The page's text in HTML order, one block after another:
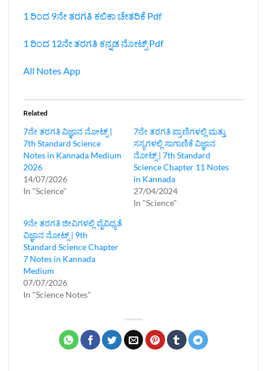
1 ರಿಂದ 9ನೇ ತರಗತಿ ಕಲಿಕಾ ಚೇತರಿಕೆ Pdf
1 ರಿಂದ 12ನೇ ತರಗತಿ ಕನ್ನಡ ನೋಟ್ಸ್‌ Pdf
All Notes App
Related
7ನೇ ತರಗತಿ ವಿಜ್ಞಾನ ನೋಟ್ಸ್‌ |
7th Standard Science
Notes in Kannada Medium
2026
14/07/2026
In "Science"
7ನೇ ತರಗತಿ ಪ್ರಾಣಿಗಳಲ್ಲಿ ಮತ್ತು
ಸಸ್ಯಗಳಲ್ಲಿ ಸಾಗಾಣಿಕೆ ವಿಜ್ಞಾನ
ನೋಟ್ಸ್‌ | 7th Standard
Science Chapter 11 Notes
in Kannada
27/04/2024
In "Science"
9ನೇ ತರಗತಿ ಜೀವಿಗಳಲ್ಲಿ ವೈವಿಧ್ಯತೆ
ವಿಜ್ಞಾನ ನೋಟ್ಸ್‌ | 9th
Standard Science Chapter
7 Notes in Kannada
Medium
07/07/2026
In "Science Notes"